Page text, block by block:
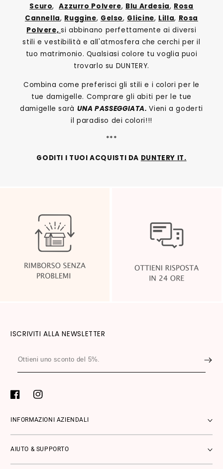
Scuro,Azzurro Polvere, Blu Ardesia, Rosa
Cannella, Ruggine, Gelso, Glicine, Lilla, Rosa
Polvere, si abbinano perfettamente ai diversi
stili e vestibilità e all'atmosfera che cerchi per il
tuo matrimonio. Qualsiasi colore tu voglia puoi
trovarlo su DUNTERY.
Combina come preferisci gli stili e i colori per le
tue damigelle. Comprare gli abiti per le tue
damigelle sarà UNA PASSEGGIATA.Vieni a goderti
il paradiso dei colori!!!
***
GODITI I TUOI ACQUISTI DA DUNTERY IT.
ISCRIVITI ALLA NEWSLETTER
Ottieni
uno
del
FacebookInstagram
INFORMAZIONI AZIENDALI
AIUTO & SUPPORTO